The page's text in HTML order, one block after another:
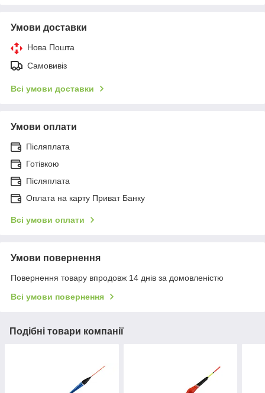
Умови доставки
Нова Пошта
Самовивіз
Всі умови доставки
Умови оплати
Післяплата
Готівкою
Післяплата
Оплата на карту Приват Банку
Всі умови оплати
Умови повернення
Повернення товару впродовж 14 днів за домовленістю
Всі умови повернення
Подібні товари компанії